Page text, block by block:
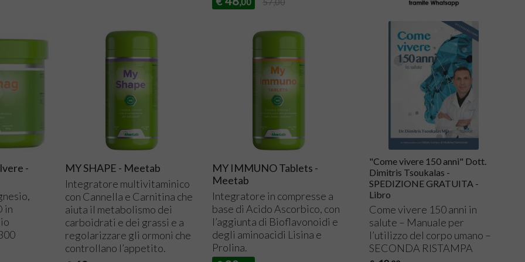
-
in
MY SHAPE - Meetab
Integratore multivitaminico
con Cannella e Carnitina che
aiuta il metabolismo dei
carboidrati e dei grassi e a
regolarizzare gli ormoni che
controllano l’appetito.
MY IMMUNO Tablets -
Meetab
Integratore in compresse a
base di Acido Ascorbico, con
l’aggiunta di Bioflavonoidi e
degli aminoacidi Lisina e
Prolina.
"Come vivere 150 anni" Dott.
Dimitris Tsoukalas -
SPEDIZIONE GRATUITA -
Libro
Come vivere 150 anni in
salute – Manuale per
l’utilizzo del corpo umano –
SECONDA RISTAMPA